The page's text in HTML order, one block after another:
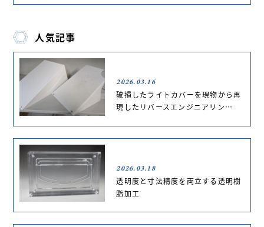
人気記事
2026.03.16
破損したライトカバーを現物から再
現したリバースエンジニアリン…
2026.03.18
透明度と寸法精度を両立する透明樹
脂加工